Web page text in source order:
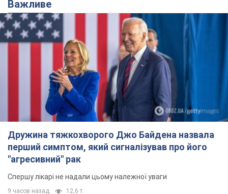
Важливе
Дружина тяжкохворого Джо Байдена назвала
перший симптом, який сигналізував про його
"агресивний" рак
Спершу лікарі не надали цьому належної уваги
9 часов назад 12,6 т.